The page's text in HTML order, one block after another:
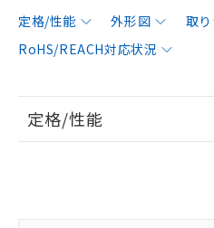
定格/性能 外形図 取
RoHS/REACH対応状況
定格/性能